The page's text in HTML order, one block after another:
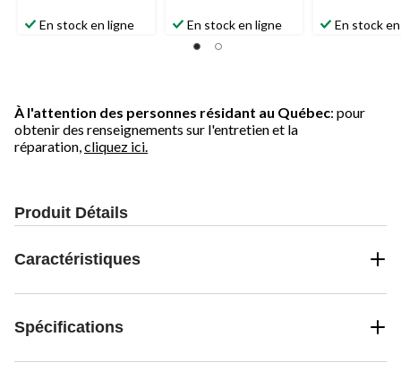
En stock en ligne En stock en ligne En stock
À l'attention des personnes résidant au Québec: pour
obtenir des renseignements sur l'entretien et la
réparation, cliquez ici.
Produit Détails
Caractéristiques
Spécifications